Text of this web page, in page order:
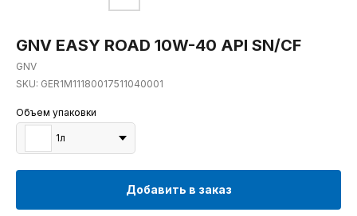
GNV EASY ROAD 10W-40 API SN/CF
GNV
SKU: GER1M11180017511040001
Объем упаковки
1л
Добавить в заказ